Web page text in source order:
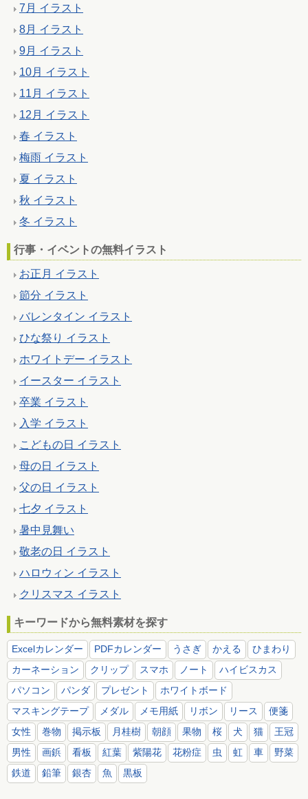
7月 イラスト
8月 イラスト
9月 イラスト
10月 イラスト
11月 イラスト
12月 イラスト
春 イラスト
梅雨 イラスト
夏 イラスト
秋 イラスト
冬 イラスト
行事・イベントの無料イラスト
お正月 イラスト
節分 イラスト
バレンタイン イラスト
ひな祭り イラスト
ホワイトデー イラスト
イースター イラスト
卒業 イラスト
入学 イラスト
こどもの日 イラスト
母の日 イラスト
父の日 イラスト
七夕 イラスト
暑中見舞い
敬老の日 イラスト
ハロウィン イラスト
クリスマス イラスト
キーワードから無料素材を探す
Excelカレンダー PDFカレンダー うさぎ かえる
ひまわり
カーネーション
クリップ スマホ ノート
ハイビスカス
パソコン
パンダ プレゼント
ホワイトボード
マスキングテープ
メダル メモ用紙 リボン リース
便箋
女性
巻物 掲示板 月桂樹 朝顔 果物 桜 犬 猫
王冠
男性
画鋲 看板 紅葉 紫陽花 花粉症 虫 虹 車
野菜
鉄道
鉛筆 銀杏 魚 黒板